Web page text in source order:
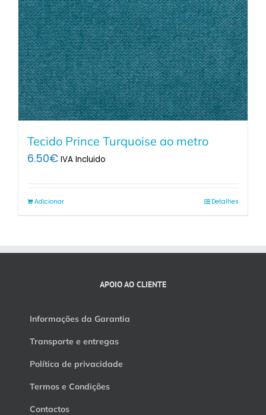
Tecido Prince Turquoise ao metro
6.50€ IVA Incluido
Adicionar Detalhes
APOIO AO CLIENTE
Informações da Garantia
Transporte e entregas
Política de privacidade
Termos e Condições
Contactos